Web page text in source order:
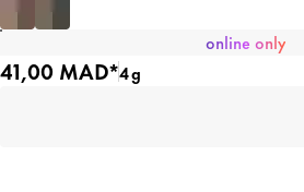
online only
41,00 MAD*4 g